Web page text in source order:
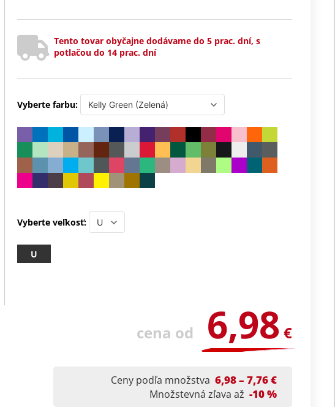
Tento tovar obyčajne dodávame do 5 prac. dní, s
potlačou do 14 prac. dní
Vyberte farbu:
Vyberte veľkosť:
U
cena od 6,98 €
Ceny podľa množstva 6,98 – 7,76 €
Množstevná zľava až -10 %